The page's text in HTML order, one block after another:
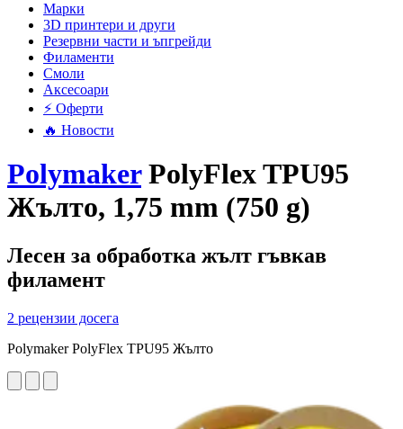
Mарки
3D принтери и други
Резервни части и ъпгрейди
Филаменти
Смоли
Аксесоари
⚡ Оферти
🔥 Новости
PolymakerPolyFlex TPU95
Жълто, 1,75 mm (750 g)
Лесен за обработка жълт гъвкав
филамент
2 рецензии досега
Polymaker PolyFlex TPU95 Жълто